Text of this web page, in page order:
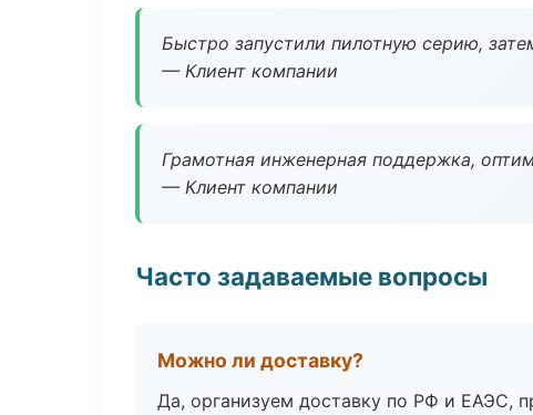
Быстро запустили пилотную серию,
— Клиент компании
Грамотная инженерная поддержка,
— Клиент компании
Часто задаваемые вопросы
Можно ли доставку?
Да, организуем доставку по РФ и ЕАЭС,